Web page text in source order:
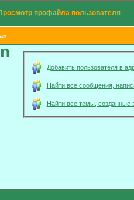
профайла пользователя
Добавить пользователя в
Найти все сообщения,
Найти все темы, созданные